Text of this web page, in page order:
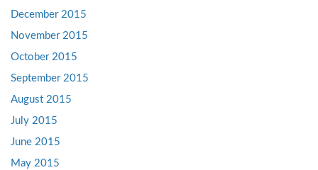
December 2015
November 2015
October 2015
September 2015
August 2015
July 2015
June 2015
May 2015